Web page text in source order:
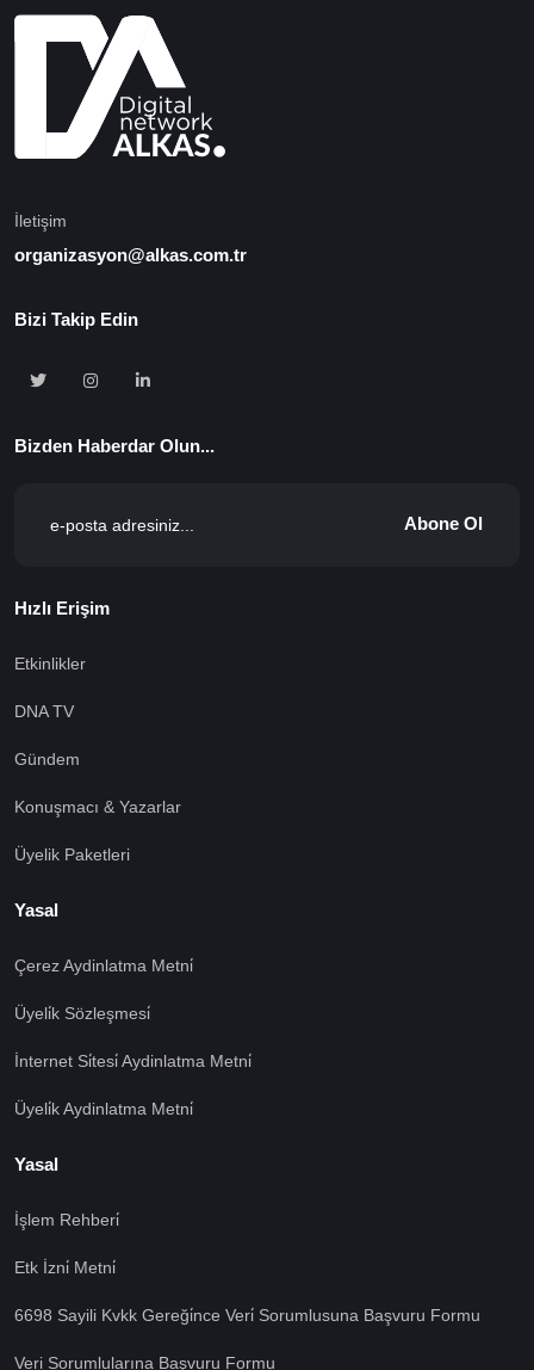
İletişim
organizasyon@alkas.com.tr
Bizi Takip Edin
Bizden Haberdar Olun...
Abone Ol
Hızlı Erişim
Etkinlikler
DNA TV
Gündem
Konuşmacı & Yazarlar
Üyelik Paketleri
Yasal
Çerez Aydinlatma Metni̇
Üyeli̇k Sözleşmesi̇
İnternet Si̇tesi̇ Aydinlatma Metni̇
Üyeli̇k Aydinlatma Metni̇
Yasal
İşlem Rehberi̇
Etk İzni̇ Metni̇
6698 Sayili Kvkk Gereği̇nce Veri̇ Sorumlusuna Başvuru Formu
Veri Sorumlularına Başvuru Formu